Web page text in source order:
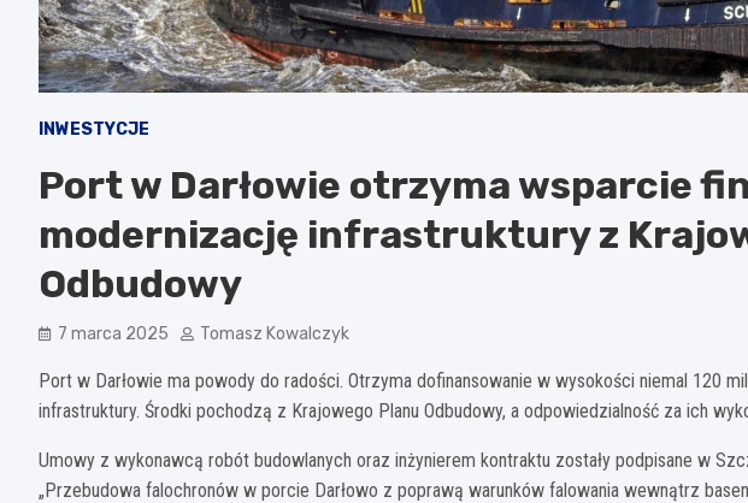
INWESTYCJE
Port w Darłowie otrzyma wsparcie
modernizację infrastruktury z
Odbudowy
7 marca 2025 Tomasz Kowalczyk
Port w Darłowie ma powody do radości. Otrzyma dofinansowanie w wysokości niemal 120
infrastruktury. Środki pochodzą z Krajowego Planu Odbudowy, a odpowiedzialność za ich
Umowy z wykonawcą robót budowlanych oraz inżynierem kontraktu zostały podpisane w
„Przebudowa falochronów w porcie Darłowo z poprawą warunków falowania wewnątrz